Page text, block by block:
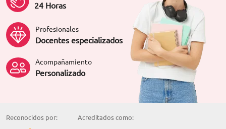
24 Horas
Profesionales
Docentes especializados
Acompañamiento
Personalizado
Reconocidos por: Acreditados como: